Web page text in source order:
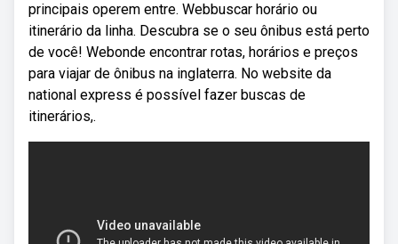
principais operem entre. Webbuscar horário ou
itinerário da linha. Descubra se o seu ônibus está perto
de você! Webonde encontrar rotas, horários e preços
para viajar de ônibus na inglaterra. No website da
national express é possível fazer buscas de
itinerários,.